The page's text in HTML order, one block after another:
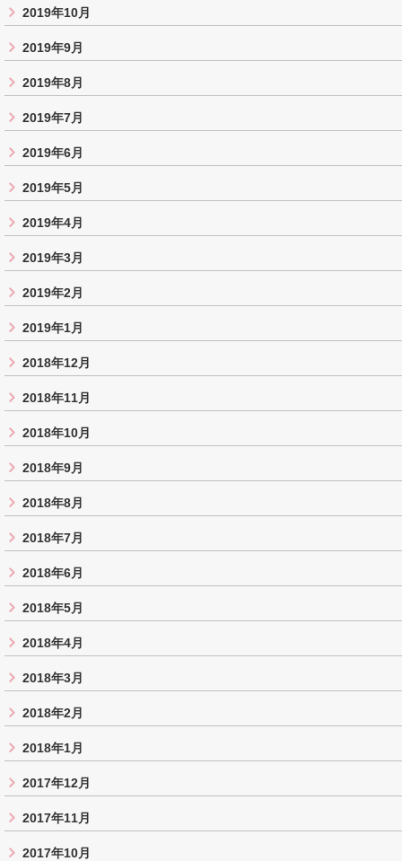
2019年10月
2019年9月
2019年8月
2019年7月
2019年6月
2019年5月
2019年4月
2019年3月
2019年2月
2019年1月
2018年12月
2018年11月
2018年10月
2018年9月
2018年8月
2018年7月
2018年6月
2018年5月
2018年4月
2018年3月
2018年2月
2018年1月
2017年12月
2017年11月
2017年10月